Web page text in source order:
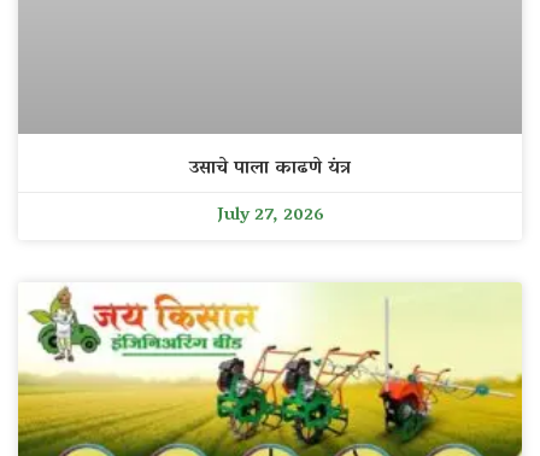
उसाचे पाला काढणे यंत्र
July 27, 2026